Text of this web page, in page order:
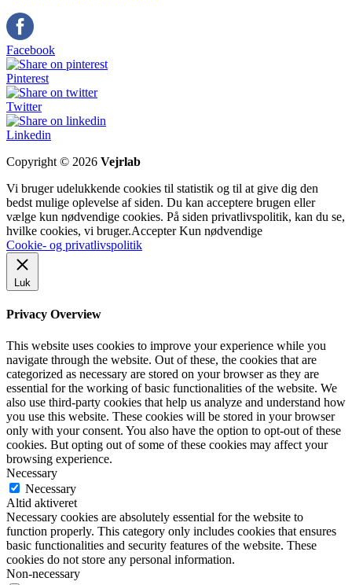
Facebook
Pinterest
Twitter
Linkedin
Copyright © 2026 Vejrlab
Vi bruger udelukkende cookies til statistik og til at give dig den
bedst mulige oplevelse af siden. Du kan acceptere brugen eller
vælge kun nødvendige cookies. På siden privatlivspolitik, kan du se,
hvilke cookies, vi bruger.Accepter Kun nødvendige
Cookie- og privatlivspolitik
Luk
Privacy Overview
This website uses cookies to improve your experience while you
navigate through the website. Out of these, the cookies that are
categorized as necessary are stored on your browser as they are
essential for the working of basic functionalities of the website. We
also use third-party cookies that help us analyze and understand how
you use this website. These cookies will be stored in your browser
only with your consent. You also have the option to opt-out of these
cookies. But opting out of some of these cookies may affect your
browsing experience.
Necessary
Necessary
Altid aktiveret
Necessary cookies are absolutely essential for the website to
function properly. This category only includes cookies that ensures
basic functionalities and security features of the website. These
cookies do not store any personal information.
Non-necessary